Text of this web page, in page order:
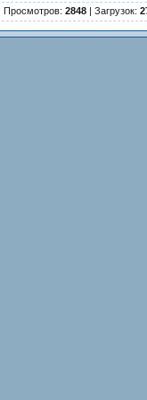
Просмотров: 2848 | Загрузок: